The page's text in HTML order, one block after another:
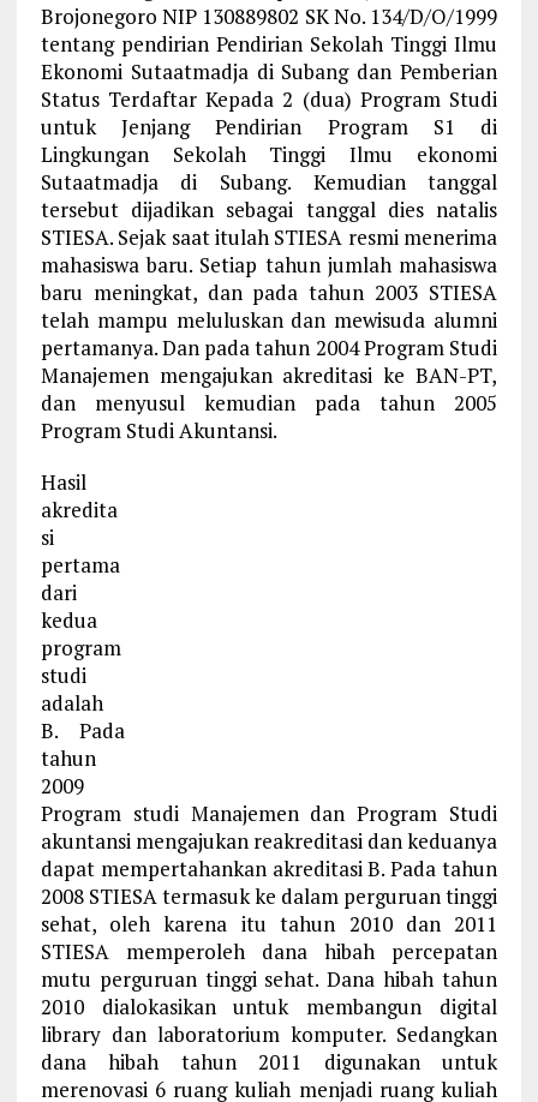
Brojonegoro NIP 130889802 SK No. 134/D/O/1999
tentang pendirian Pendirian Sekolah Tinggi Ilmu
Ekonomi Sutaatmadja di Subang dan Pemberian
Status Terdaftar Kepada 2 (dua) Program Studi
untuk Jenjang Pendirian Program S1 di
Lingkungan Sekolah Tinggi Ilmu ekonomi
Sutaatmadja di Subang. Kemudian tanggal
tersebut dijadikan sebagai tanggal dies natalis
STIESA. Sejak saat itulah STIESA resmi menerima
mahasiswa baru. Setiap tahun jumlah mahasiswa
baru meningkat, dan pada tahun 2003 STIESA
telah mampu meluluskan dan mewisuda alumni
pertamanya. Dan pada tahun 2004 Program Studi
Manajemen mengajukan akreditasi ke BAN-PT,
dan menyusul kemudian pada tahun 2005
Program Studi Akuntansi.
Hasil
akredita
si
pertama
dari
kedua
program
studi
adalah
B. Pada
tahun
2009
Program studi Manajemen dan Program Studi
akuntansi mengajukan reakreditasi dan keduanya
dapat mempertahankan akreditasi B. Pada tahun
2008 STIESA termasuk ke dalam perguruan tinggi
sehat, oleh karena itu tahun 2010 dan 2011
STIESA memperoleh dana hibah percepatan
mutu perguruan tinggi sehat. Dana hibah tahun
2010 dialokasikan untuk membangun digital
library dan laboratorium komputer. Sedangkan
dana hibah tahun 2011 digunakan untuk
merenovasi 6 ruang kuliah menjadi ruang kuliah